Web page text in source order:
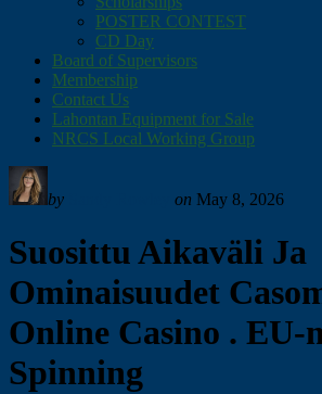
POSTER CONTEST
CD Day
Board of Supervisors
Membership
Contact Us
Lahontan Equipment for Sale
NRCS Local Working Group
by on May 8, 2026
Suosittu Aikaväli Ja
Ominaisuudet
Online Casino . EU-
Spinning